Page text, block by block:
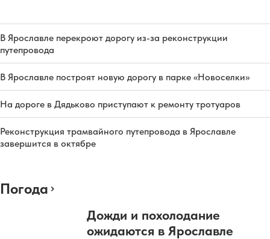
В Ярославле перекроют дорогу из-за реконструкции
путепровода
В Ярославле построят новую дорогу в парке «Новоселки»
На дороге в Дядьково приступают к ремонту тротуаров
Реконструкция трамвайного путепровода в Ярославле
завершится в октябре
Погода
Дожди и похолодание
ожидаются в Ярославле